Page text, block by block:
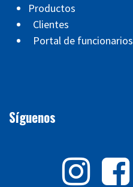
Productos
Clientes
Portal de funcionarios
Síguenos